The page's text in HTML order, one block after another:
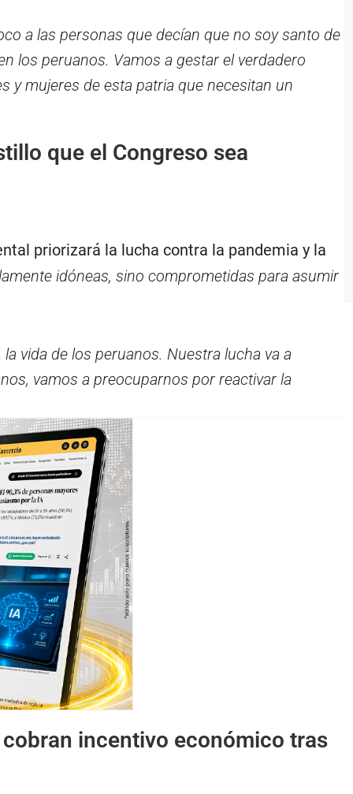
a las personas que decían que no soy santo de
los peruanos. Vamos a gestar el verdadero
y mujeres de esta patria que necesitan un
que el Congreso sea
priorizará la lucha contra la pandemia y la
idóneas, sino comprometidas para asumir
vida de los peruanos. Nuestra lucha va a
vamos a preocuparnos por reactivar la
incentivo económico tras